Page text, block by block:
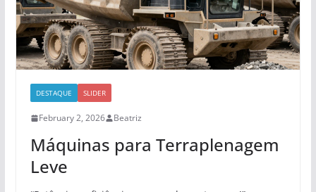
DESTAQUE SLIDER
February 2, 2026 Beatriz
Máquinas para Terraplenagem
Leve